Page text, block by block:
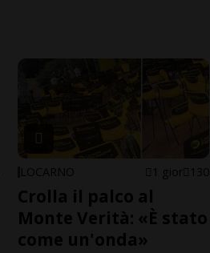
LOCARNO 1 gior 130
Crolla il palco al
Monte Verità: «È stato
come un'onda»